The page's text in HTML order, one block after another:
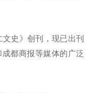
史》创刊，现已出刊
都商报等媒体的广泛